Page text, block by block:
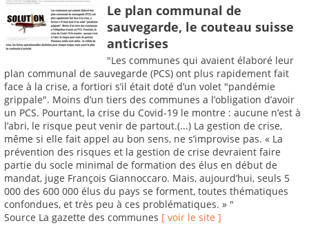
Le plan communal de
sauvegarde, le couteau suisse
anticrises
"Les communes qui avaient élaboré leur
plan communal de sauvegarde (PCS) ont plus rapidement fait
face à la crise, a fortiori s’il était doté d’un volet "pandémie
grippale". Moins d’un tiers des communes a l’obligation d’avoir
un PCS. Pourtant, la crise du Covid-19 le montre : aucune n’est à
l’abri, le risque peut venir de partout.(...) La gestion de crise,
même si elle fait appel au bon sens, ne s’improvise pas. « La
prévention des risques et la gestion de crise devraient faire
partie du socle minimal de formation des élus en début de
mandat, juge François Giannoccaro. Mais, aujourd’hui, seuls 5
000 des 600 000 élus du pays se forment, toutes thématiques
confondues, et très peu à ces problématiques. » "
Source La gazette des communes [ voir le site ]